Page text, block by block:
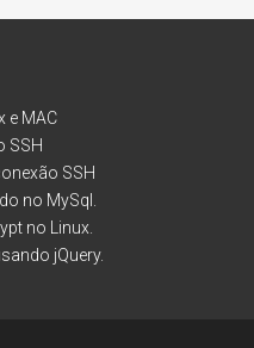
e MAC
SSH
SSH
no MySql.
no Linux.
jQuery.